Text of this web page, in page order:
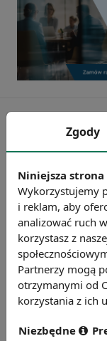
Badanie
Zmierz 59
personalnej,
efektywność
Zgody
Niniejsza
Wykorzystujemy
i reklam, aby
analizować ruch
korzystasz z
Partnerzy mogą
otrzymanymi od
korzystania z ich
Niezbędne